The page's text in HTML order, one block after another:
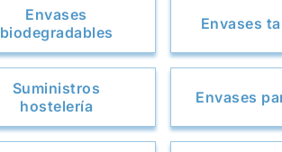
Envases
biodegradables
Envases
Suministros
hostelería
Envases